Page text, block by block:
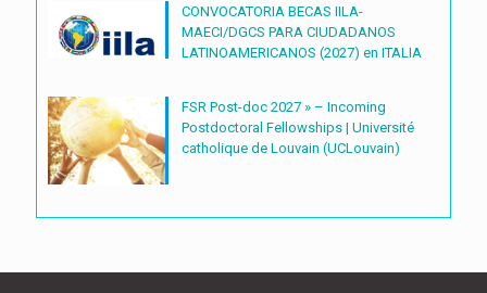
CONVOCATORIA BECAS IILA-
MAECI/DGCS PARA CIUDADANOS
LATINOAMERICANOS (2027) en ITALIA
FSR Post-doc 2027 » – Incoming
Postdoctoral Fellowships | Université
catholique de Louvain (UCLouvain)